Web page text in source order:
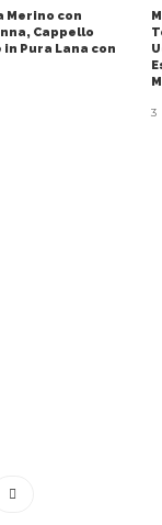
Merino con
Cappello
Pura Lana con
3